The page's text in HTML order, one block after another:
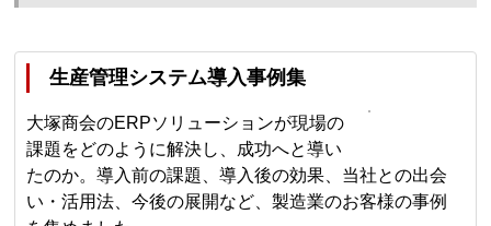
生産管理システム導入事例集
大塚商会のERPソリューションが現場の
課題をどのように解決し、成功へと導い
たのか。導入前の課題、導入後の効果、当社との出会
い・活用法、今後の展開など、製造業のお客様の事例